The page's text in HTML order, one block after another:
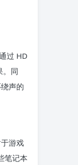
过 HD
。同
声的
游戏
笔记本